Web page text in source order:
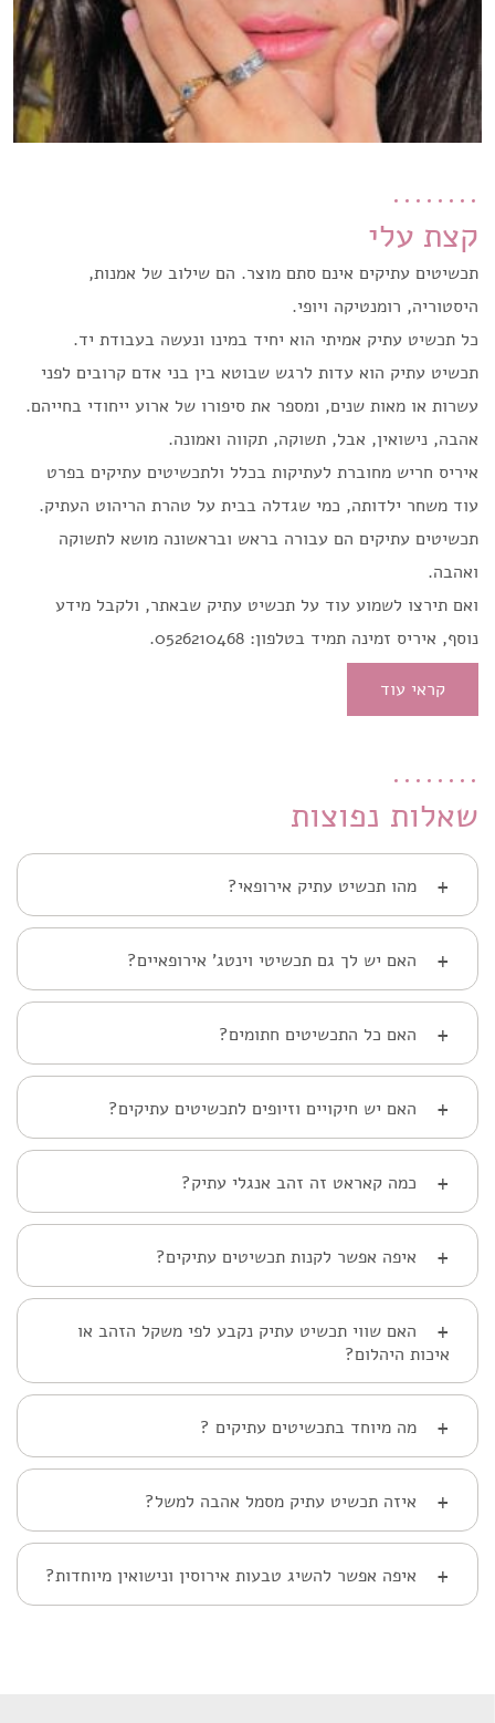
קצת עלי
תכשיטים עתיקים אינם סתם מוצר. הם שילוב של אמנות,
היסטוריה, רומנטיקה ויופי.
כל תכשיט עתיק אמיתי הוא יחיד במינו ונעשה בעבודת יד.
תכשיט עתיק הוא עדות לרגש שבוטא בין בני אדם קרובים לפני
עשרות או מאות שנים, ומספר את סיפורו של ארוע ייחודי בחייהם.
אהבה, נישואין, אבל, תשוקה, תקווה ואמונה.
איריס חריש מחוברת לעתיקות בכלל ולתכשיטים עתיקים בפרט
עוד משחר ילדותה, כמי שגדלה בבית על טהרת הריהוט העתיק.
תכשיטים עתיקים הם עבורה בראש ובראשונה מושא לתשוקה
ואהבה.
ואם תירצו לשמוע עוד על תכשיט עתיק שבאתר, ולקבל מידע
נוסף, איריס זמינה תמיד בטלפון: 0526210468.
קראי עוד
שאלות נפוצות
+ מהו תכשיט עתיק אירופאי?
+ האם יש לך גם תכשיטי וינטג' אירופאיים?
+ האם כל התכשיטים חתומים?
+ האם יש חיקויים וזיופים לתכשיטים עתיקים?
+ כמה קאראט זה זהב אנגלי עתיק?
+ איפה אפשר לקנות תכשיטים עתיקים?
+
האם שווי תכשיט עתיק נקבע לפי משקל הזהב או
איכות היהלום?
+ מה מיוחד בתכשיטים עתיקים ?
+ איזה תכשיט עתיק מסמל אהבה למשל?
+ איפה אפשר להשיג טבעות אירוסין ונישואין מיוחדות?